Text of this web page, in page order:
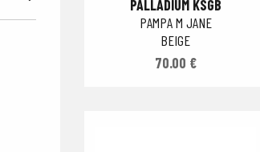
PALLADIUM KSGB
PAMPA M JANE
BEIGE
70.00 €